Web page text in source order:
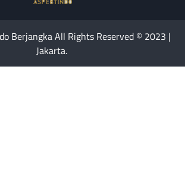
Berjangka All Rights Reserved © 2023 |
Jakarta.